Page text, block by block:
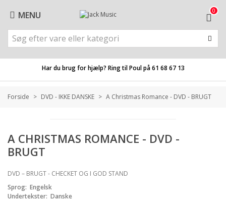
MENU 0
Har du brug for hjælp? Ring til Poul på61 68 67 13
Forside > DVD - IKKE DANSKE > A Christmas Romance - DVD - BRUGT
A CHRISTMAS ROMANCE - DVD -
BRUGT
DVD – BRUGT - CHECKET OG I GOD STAND
Sprog: Engelsk
Undertekster: Danske